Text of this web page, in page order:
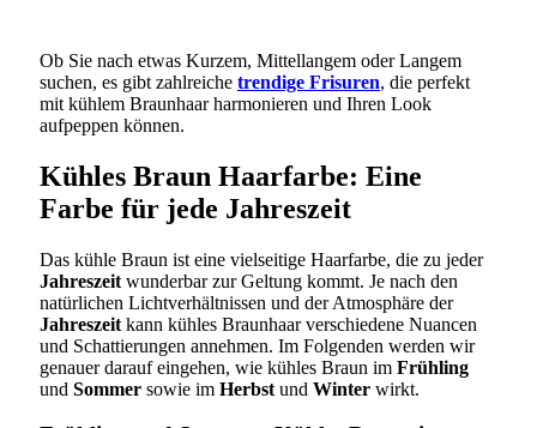
Ob Sie nach etwas Kurzem, Mittellangem oder Langem
suchen, es gibt zahlreiche trendige Frisuren, die perfekt
mit kühlem Braunhaar harmonieren und Ihren Look
aufpeppen können.
Kühles Braun Haarfarbe: Eine
Farbe für jede Jahreszeit
Das kühle Braun ist eine vielseitige Haarfarbe, die zu jeder
Jahreszeit wunderbar zur Geltung kommt. Je nach den
natürlichen Lichtverhältnissen und der Atmosphäre der
Jahreszeit kann kühles Braunhaar verschiedene Nuancen
und Schattierungen annehmen. Im Folgenden werden wir
genauer darauf eingehen, wie kühles Braun im Frühling
und Sommer sowie im Herbst und Winter wirkt.